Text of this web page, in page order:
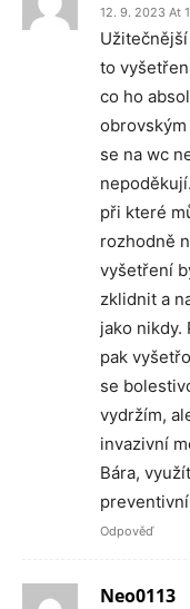
12. 9. 2023 At
to
co ho
se na wc
při které
rozhodně
vyšetření
zklidnit a
jako nikdy.
pak
se
vydržím,
invazivní
Bára,
Odpověď
Neo0113